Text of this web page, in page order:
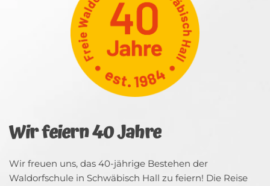
Wir feiern 40 Jahre
Wir freuen uns, das 40-jährige Bestehen der
Waldorfschule in Schwäbisch Hall zu feiern! Die Reise